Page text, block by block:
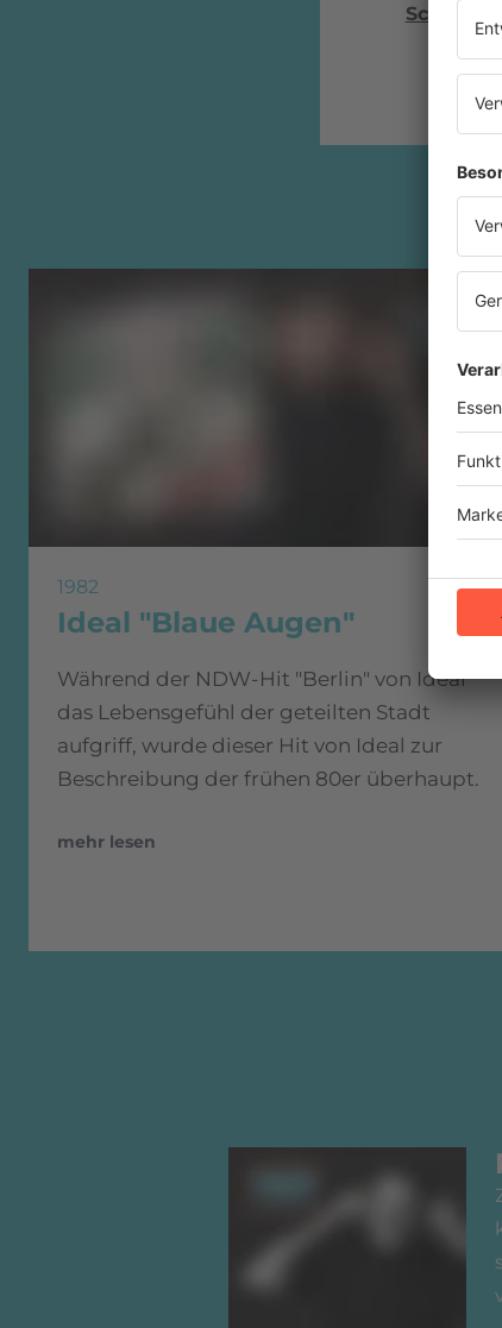
Schlager
1982
Ideal "Blaue Augen"
Während der NDW-Hit "Berlin" von Ideal
das Lebensgefühl der geteilten Stadt
aufgriff, wurde dieser Hit von Ideal zur
Beschreibung der frühen 80er überhaupt.
mehr lesen